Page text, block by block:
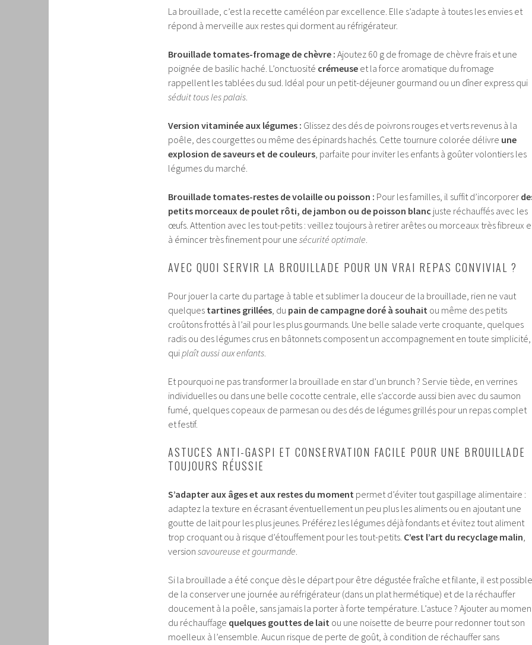
La brouillade, c’est la recette caméléon par excellence. Elle s’adapte à toutes les envies et
répond à merveille aux restes qui dorment au réfrigérateur.
Brouillade tomates-fromage de chèvre : Ajoutez 60 g de fromage de chèvre frais et une
poignée de basilic haché. L’onctuosité crémeuse et la force aromatique du fromage
rappellent les tablées du sud. Idéal pour un petit-déjeuner gourmand ou un dîner express qui
séduit tous les palais.
Version vitaminée aux légumes : Glissez des dés de poivrons rouges et verts revenus à la
poêle, des courgettes ou même des épinards hachés. Cette tournure colorée délivre une
explosion de saveurs et de couleurs, parfaite pour inviter les enfants à goûter volontiers les
légumes du marché.
Brouillade tomates-restes de volaille ou poisson : Pour les familles, il suffit d’incorporer
petits morceaux de poulet rôti, de jambon ou de poisson blanc juste réchauffés avec les
œufs. Attention avec les tout-petits : veillez toujours à retirer arêtes ou morceaux très fibreux
à émincer très finement pour une sécurité optimale.
AVEC QUOI SERVIR LA BROUILLADE POUR UN VRAI REPAS CONVIVIAL ?
Pour jouer la carte du partage à table et sublimer la douceur de la brouillade, rien ne vaut
quelques tartines grillées, du pain de campagne doré à souhait ou même des petits
croûtons frottés à l’ail pour les plus gourmands. Une belle salade verte croquante, quelques
radis ou des légumes crus en bâtonnets composent un accompagnement en toute simplicité,
quiplaît aussi aux enfants.
Et pourquoi ne pas transformer la brouillade en star d’un brunch ? Servie tiède, en verrines
individuelles ou dans une belle cocotte centrale, elle s’accorde aussi bien avec du saumon
fumé, quelques copeaux de parmesan ou des dés de légumes grillés pour un repas complet
et festif.
ASTUCES ANTI-GASPI ET CONSERVATION FACILE POUR UNE BROUILLADE
TOUJOURS RÉUSSIE
S’adapter aux âges et aux restes du moment permet d’éviter tout gaspillage alimentaire :
adaptez la texture en écrasant éventuellement un peu plus les aliments ou en ajoutant une
goutte de lait pour les plus jeunes. Préférez les légumes déjà fondants et évitez tout aliment
trop croquant ou à risque d’étouffement pour les tout-petits. C’est l’art du recyclage malin,
version savoureuse et gourmande.
Si la brouillade a été conçue dès le départ pour être dégustée fraîche et filante, il est possible
de la conserver une journée au réfrigérateur (dans un plat hermétique) et de la réchauffer
doucement à la poêle, sans jamais la porter à forte température. L’astuce ? Ajouter au
du réchauffage quelques gouttes de lait ou une noisette de beurre pour redonner tout son
moelleux à l’ensemble. Aucun risque de perte de goût, à condition de réchauffer sans